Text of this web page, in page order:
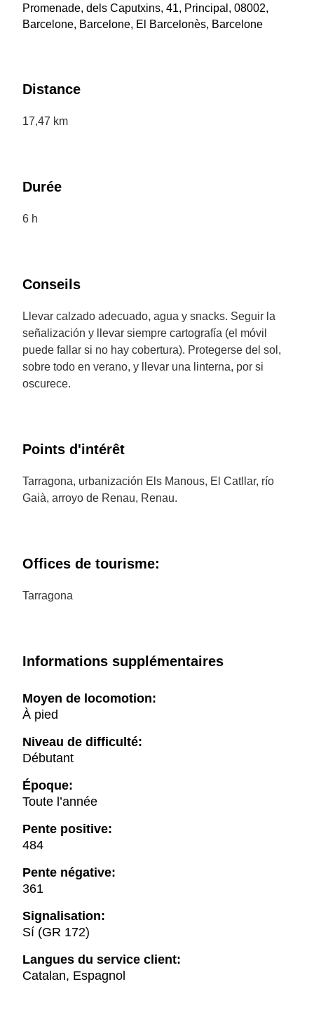
Promenade, dels Caputxins, 41, Principal, 08002,
Barcelone, Barcelone, El Barcelonès, Barcelone
Distance
17,47 km
Durée
6 h
Conseils
Llevar calzado adecuado, agua y snacks. Seguir la
señalización y llevar siempre cartografía (el móvil
puede fallar si no hay cobertura). Protegerse del sol,
sobre todo en verano, y llevar una linterna, por si
oscurece.
Points d'intérêt
Tarragona, urbanización Els Manous, El Catllar, río
Gaià, arroyo de Renau, Renau.
Offices de tourisme:
Tarragona
Informations supplémentaires
Moyen de locomotion:
À pied
Niveau de difficulté:
Débutant
Époque:
Toute l’année
Pente positive:
484
Pente négative:
361
Signalisation:
Sí (GR 172)
Langues du service client:
Catalan, Espagnol